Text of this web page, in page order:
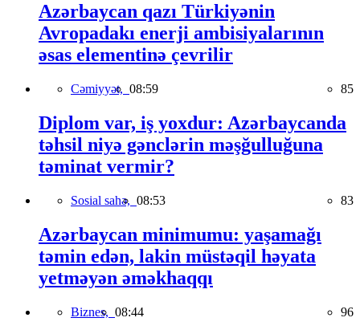
Azərbaycan qazı Türkiyənin
Avropadakı enerji ambisiyalarının
əsas elementinə çevrilir
Cəmiyyət, 08:59 85
Diplom var, iş yoxdur: Azərbaycanda
təhsil niyə gənclərin məşğulluğuna
təminat vermir?
Sosial sahə, 08:53 83
Azərbaycan minimumu: yaşamağı
təmin edən, lakin müstəqil həyata
yetməyən əməkhaqqı
Biznes, 08:44 96